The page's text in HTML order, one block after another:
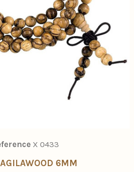
X 0433
6MM